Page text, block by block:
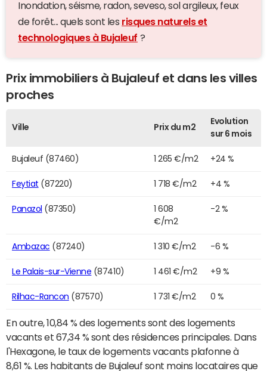
Inondation, séisme, radon, seveso, sol argileux, feux
de forêt... quels sont les risques naturels et
technologiques à Bujaleuf ?
Prix immobiliers à Bujaleuf et dans les villes
proches
Ville Prix du m2
Evolution
sur 6 mois
Bujaleuf (87460) 1 265 €/m2 +24 %
Feytiat (87220) 1 718 €/m2 +4 %
Panazol (87350)
1 608
€/m2
-2 %
Ambazac (87240) 1 310 €/m2 -6 %
Le Palais-sur-Vienne (87410) 1 461 €/m2 +9 %
Rilhac-Rancon (87570) 1 731 €/m2 0 %
En outre, 10,84 % des logements sont des logements
vacants et 67,34 % sont des résidences principales. Dans
l'Hexagone, le taux de logements vacants plafonne à
8,61 %. Les habitants de Bujaleuf sont moins locataires que